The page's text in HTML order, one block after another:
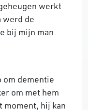
werkt
werd de
bij mijn man
om dementie
om met hem
moment, hij kan